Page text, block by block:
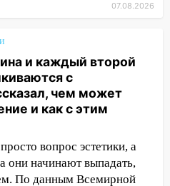
налогов на 48
сбил
двое
ожидается
07.08.2026
и каждый второй
с
чем может
и как с этим
вопрос эстетики, а
они начинают выпадать,
По данным Всемирной